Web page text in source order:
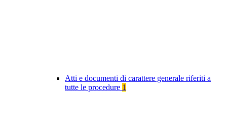
Atti e documenti di carattere generale riferiti a
tutte le procedure 1